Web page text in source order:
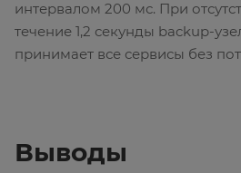
интервалом 200 мс. При
течение 1,2 секунды backup-
принимает все сервисы без
Выводы